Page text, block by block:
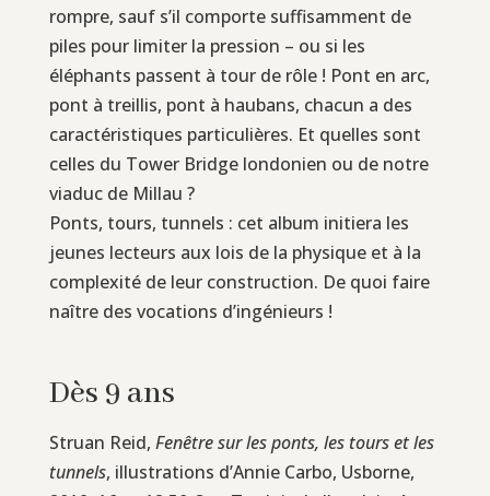
rompre, sauf s’il comporte suffisamment de
piles pour limiter la pression – ou si les
éléphants passent à tour de rôle ! Pont en arc,
pont à treillis, pont à haubans, chacun a des
caractéristiques particulières. Et quelles sont
celles du Tower Bridge londonien ou de notre
viaduc de Millau ?
Ponts, tours, tunnels : cet album initiera les
jeunes lecteurs aux lois de la physique et à la
complexité de leur construction. De quoi faire
naître des vocations d’ingénieurs !
Dès 9 ans
Struan Reid, Fenêtre sur les ponts, les tours et les
tunnels, illustrations d’Annie Carbo, Usborne,